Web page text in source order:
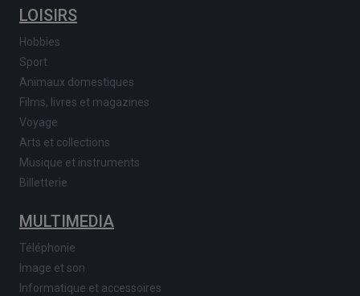
LOISIRS
Hobbies
Sport
Animaux domestiques
Films, livres et magazines
Voyage
Arts et collections
Musique et instruments
Billetterie
MULTIMEDIA
Téléphonie
Image et son
Informatique et accessoires